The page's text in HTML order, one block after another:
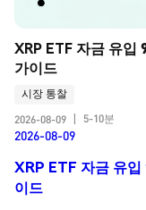
XRP ETF 자금 유입
가이드
시장 통찰
2026-08-09
5-10분
2026-08-09
XRP ETF 자금 유
이드